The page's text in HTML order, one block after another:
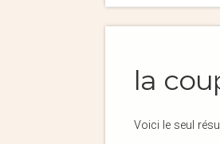
la
Voici le seul